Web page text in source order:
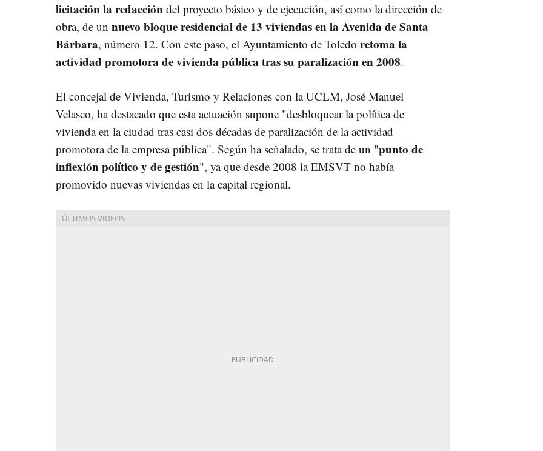
licitación la redacción del proyecto básico y de ejecución, así como la dirección de
obra, de un nuevo bloque residencial de 13 viviendas en la Avenida de Santa
Bárbara, número 12. Con este paso, el Ayuntamiento de Toledo retoma la
actividad promotora de vivienda pública tras su paralización en 2008.
El concejal de Vivienda, Turismo y Relaciones con la UCLM, José Manuel
Velasco, ha destacado que esta actuación supone "desbloquear la política de
vivienda en la ciudad tras casi dos décadas de paralización de la actividad
promotora de la empresa pública". Según ha señalado, se trata de un "punto de
inflexión político y de gestión", ya que desde 2008 la EMSVT no había
promovido nuevas viviendas en la capital regional.